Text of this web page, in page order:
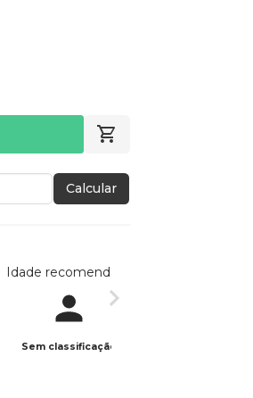
Calcular
Idade recomendada
Sem classificação